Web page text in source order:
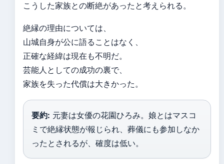
こうした家族との断絶があったと考えられる。
絶縁の理由については、
山城自身が公に語ることはなく、
正確な経緯は現在も不明だ。
芸能人としての成功の裏で、
家族を失った代償は大きかった。
要約: 元妻は女優の花園ひろみ。娘とはマスコ
ミで絶縁状態が報じられ、葬儀にも参加しなか
ったとされるが、確度は低い。